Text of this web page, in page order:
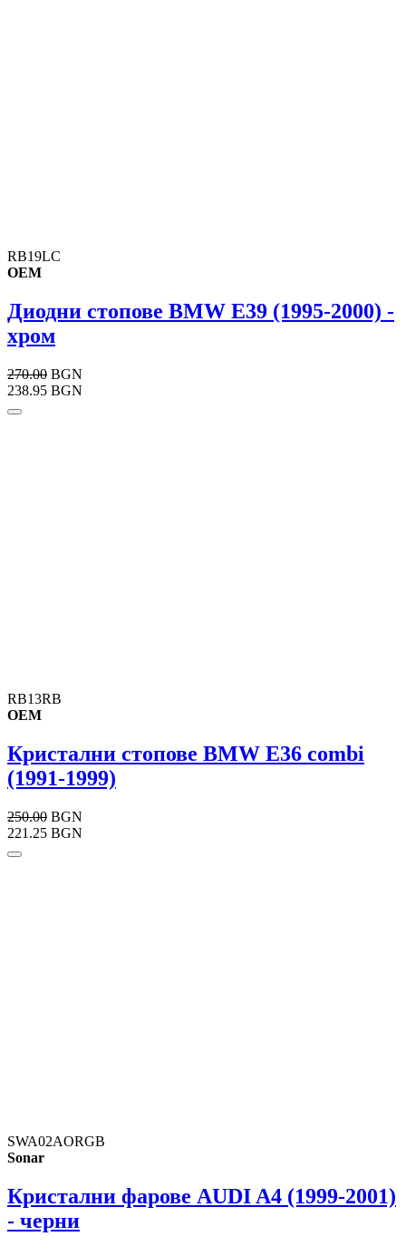
RB19LC
OEM
Диодни стопове BMW E39 (1995-2000) -
хром
270.00 BGN
238.95 BGN
RB13RB
OEM
Кристални стопове BMW E36 combi
(1991-1999)
250.00 BGN
221.25 BGN
SWA02AORGB
Sonar
Кристални фарове AUDI A4 (1999-2001)
- черни